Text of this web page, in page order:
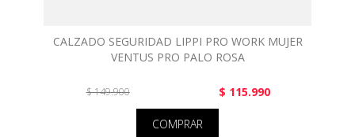
CALZADO SEGURIDAD LIPPI PRO WORK MUJER
VENTUS PRO PALO ROSA
$ 149.900 $ 115.990
COMPRAR